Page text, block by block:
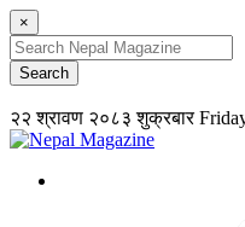
×
२२ श्रावण २०८३ शुक्रबार